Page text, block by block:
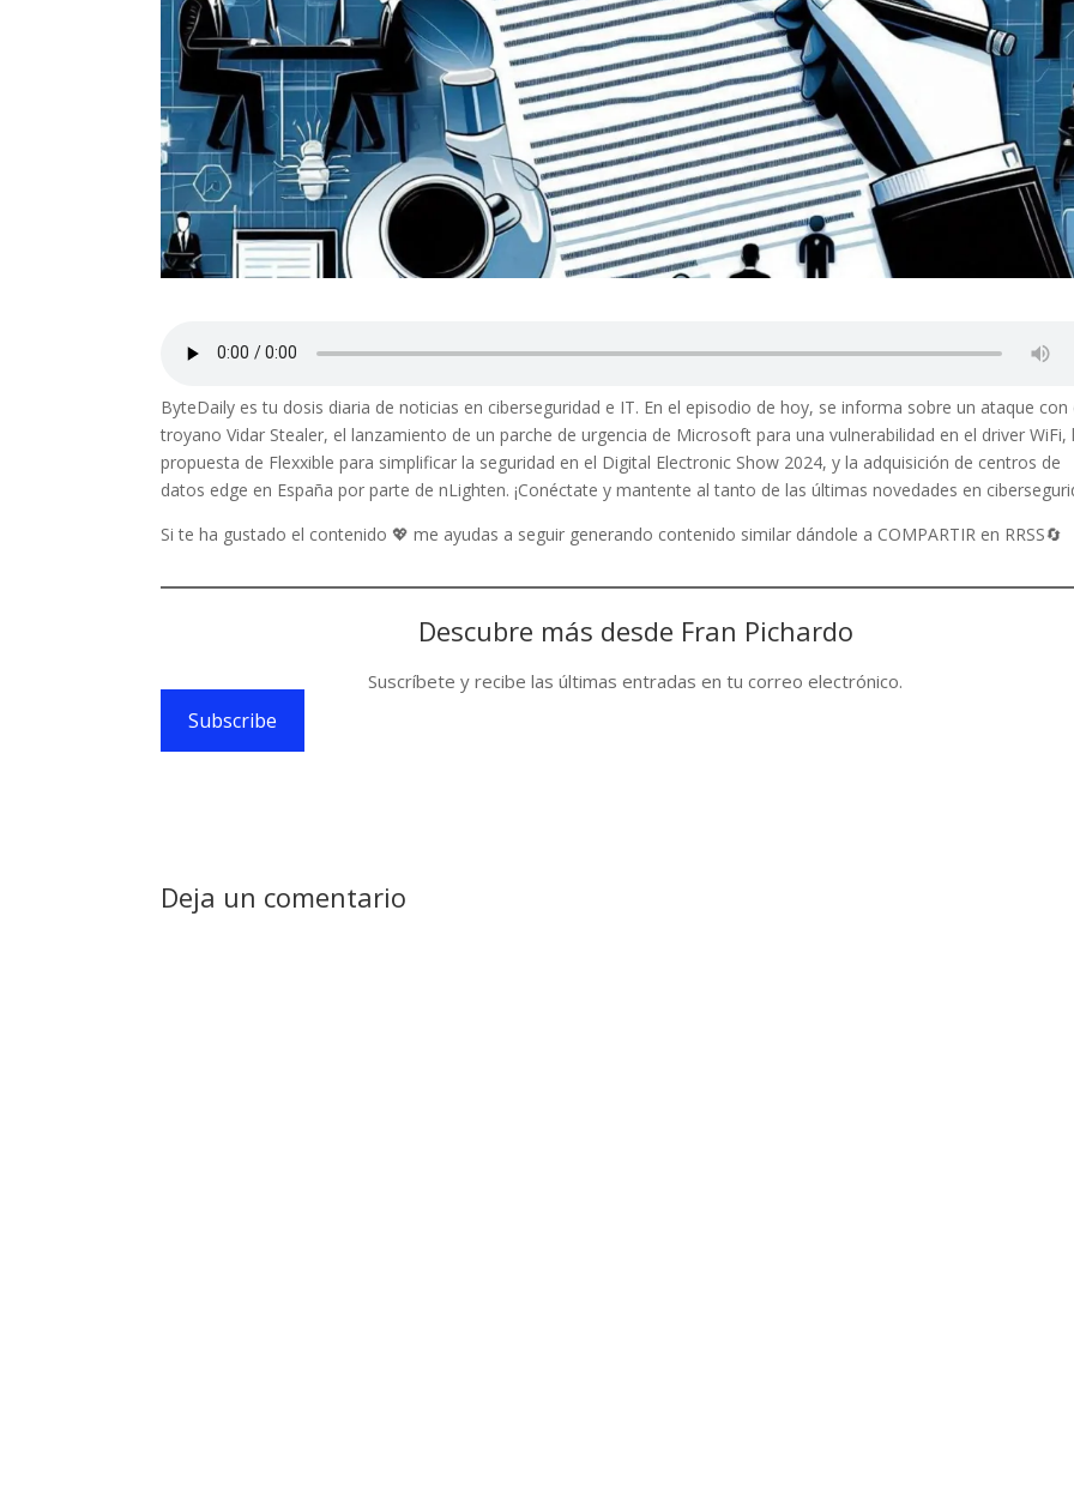
ByteDaily es tu dosis diaria de noticias en ciberseguridad e IT. En el episodio de hoy, se informa sobre un ataque con
troyano Vidar Stealer, el lanzamiento de un parche de urgencia de Microsoft para una vulnerabilidad en el driver WiFi,
propuesta de Flexxible para simplificar la seguridad en el Digital Electronic Show 2024, y la adquisición de centros de
datos edge en España por parte de nLighten. ¡Conéctate y mantente al tanto de las últimas novedades en
Si te ha gustado el contenido 💖 me ayudas a seguir generando contenido similar dándole a COMPARTIR en RRSS🔄
Descubre más desde Fran Pichardo
Suscríbete y recibe las últimas entradas en tu correo electrónico.
Subscribe
Deja un comentario